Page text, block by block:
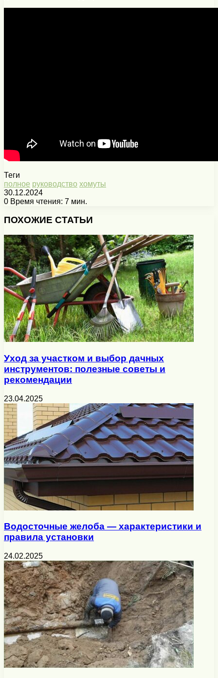
Теги
полное руководство хомуты
30.12.2024
0 Время чтения: 7 мин.
ПОХОЖИЕ СТАТЬИ
Уход за участком и выбор дачных
инструментов: полезные советы и
рекомендации
23.04.2025
Водосточные желоба — характеристики и
правила установки
24.02.2025